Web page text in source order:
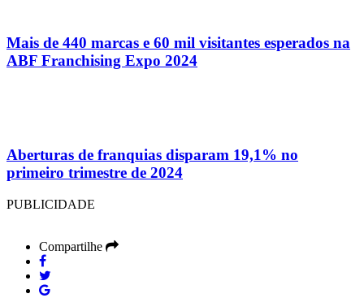
Mais de 440 marcas e 60 mil visitantes esperados na
ABF Franchising Expo 2024
Aberturas de franquias disparam 19,1% no
primeiro trimestre de 2024
PUBLICIDADE
Compartilhe